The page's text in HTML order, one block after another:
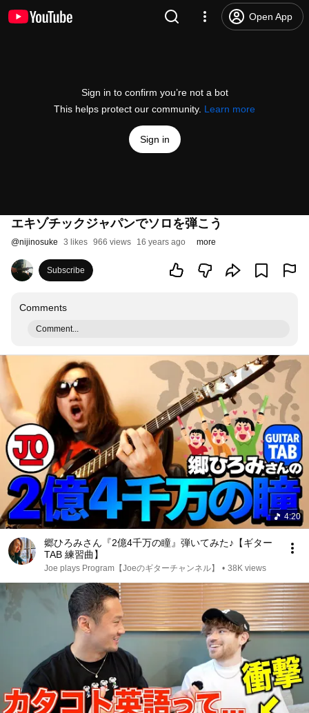
Open App
Sign in to confirm you’re not a bot
This helps protect our community. Learn more
Sign in
エキゾチックジャパンでソロを弾こう
@nijinosuke 3 likes 966 views 16 years ago more
Subscribe
Comments
Comment...
4:20
郷ひろみさん『2億4千万の瞳』弾いてみた♪【ギター
TAB 練習曲】
Joe plays Program【Joeのギターチャンネル】 • 38K views